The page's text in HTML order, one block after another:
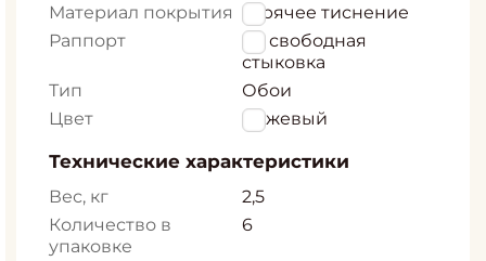
Материал покрытия горячее тиснение
Раппорт
64 свободная
стыковка
Тип
Обои
Цвет
Бежевый
Технические характеристики
Вес, кг
2,5
Количество в
упаковке
6